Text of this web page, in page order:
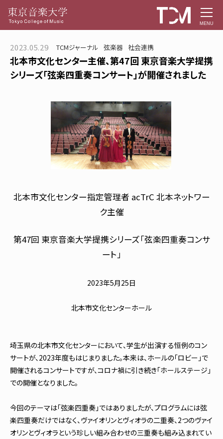
MENU
2023.05.29 TCMジャーナル 弦楽器 社会連携
北本市文化センター主催、第47回 東京音楽大学提携
シリーズ「弦楽四重奏コンサート」が開催されました
北本市文化センター指定管理者 acTrC 北本ネットワー
ク主催
第47回 東京音楽大学提携シリーズ「弦楽四重奏コンサ
ート」
2023年5月25日
北本市文化センターホール
埼玉県の北本市文化センターにおいて、学生が出演する恒例のコン
サートが、2023年度もはじまりました。本来は、ホールの「ロビー」で
開催されるコンサートですが、コロナ禍に引き続き「ホールステージ」
での開催となりました。
今回のテーマは「弦楽四重奏」ではありましたが、プログラムには弦
楽四重奏だけではなく、ヴァイオリンとヴィオラの二重奏、2つのヴァイ
オリンとヴィオラという珍しい組み合わせの三重奏も組み込まれてい